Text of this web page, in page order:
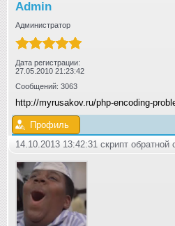
Admin
Администратор
Дата регистрации:
27.05.2010 21:23:42
Сообщений: 3063
http://myrusakov.ru/php-encoding-
Профиль
14.10.2013 13:42:31 скрипт обратной